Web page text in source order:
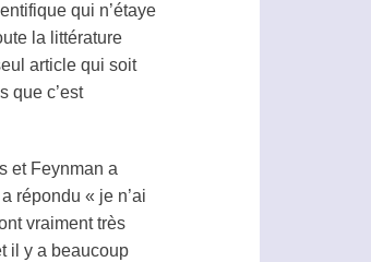
qui n’étaye
la littérature
article qui soit
que c’est
et Feynman a
répondu « je n’ai
vraiment très
il y a beaucoup